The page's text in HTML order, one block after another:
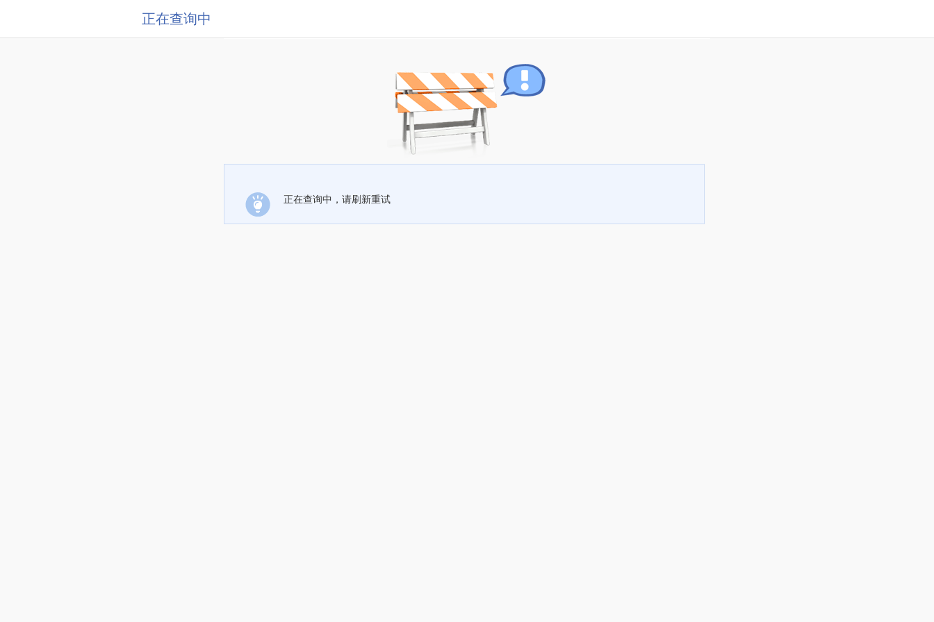
正在查询中
正在查询中，请刷新重试